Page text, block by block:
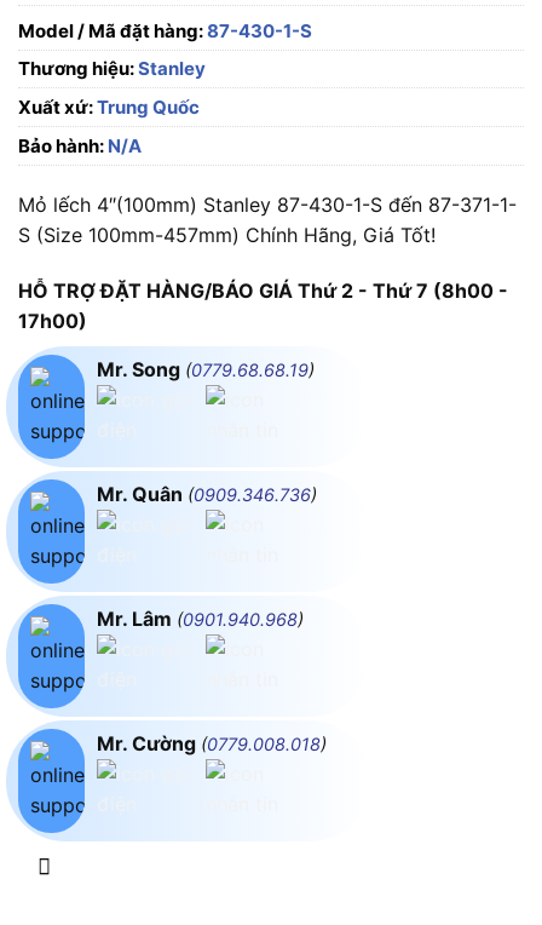
Model / Mã đặt hàng:87-430-1-S
Thương hiệu:Stanley
Xuất xứ:Trung Quốc
Bảo hành: N/A
Mỏ lếch 4″(100mm) Stanley 87-430-1-S đến 87-371-1-
S (Size 100mm-457mm) Chính Hãng, Giá Tốt!
HỖ TRỢ ĐẶT HÀNG/BÁO GIÁ Thứ 2 - Thứ 7 (8h00 -
17h00)
Mr. Song (0779.68.68.19)
Mr. Quân (0909.346.736)
Mr. Lâm (0901.940.968)
Mr. Cường (0779.008.018)